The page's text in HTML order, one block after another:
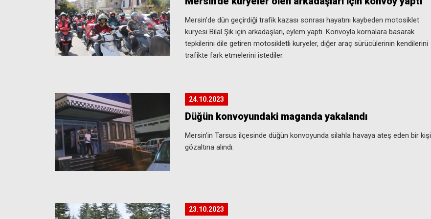
Mersin’de dün geçirdiği trafik kazası sonrası hayatını kaybeden motosiklet
kuryesi Bilal Şık için arkadaşları, eylem yaptı. Konvoyla kornalara basarak
tepkilerini dile getiren motosikletli kuryeler, diğer araç sürücülerinin kendilerini
trafikte fark etmelerini istediler.
24.10.2023
Düğün konvoyundaki maganda yakalandı
Mersin’in Tarsus ilçesinde düğün konvoyunda silahla havaya ateş eden bir kişi
gözaltına alındı.
23.10.2023